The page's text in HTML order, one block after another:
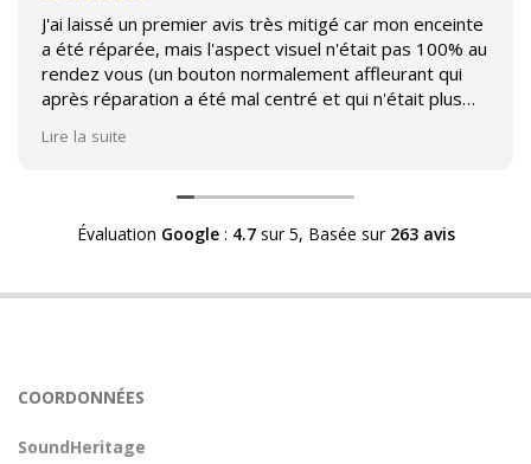
J'ai laissé un premier avis très mitigé car mon enceinte
a été réparée, mais l'aspect visuel n'était pas 100% au
rendez vous (un bouton normalement affleurant qui
après réparation a été mal centré et qui n'était plus
Héritage afin d'échanger sur mon expérience et on
m'a fourni des explications sur le pourquoi cet aspect
visuel.
enceinte n'est plus fabriqué (et donc vendu) et que
Avoir ce genre d'explication est utile et valorisant pour
rendez le matériel.
Lire la suite
Évaluation Google: 4.7sur 5, Basée sur 263 avis
COORDONNÉES
SoundHeritage